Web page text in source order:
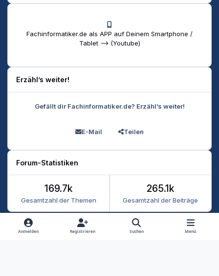
Fachinformatiker.de als APP auf Deinem Smartphone /
Tablet --> (Youtube)
Erzähl’s weiter!
Gefällt dir Fachinformatiker.de? Erzähl’s weiter!
E-Mail Teilen
Forum-Statistiken
Gesamtzahl der Themen
169.7k
Gesamtzahl der Beiträge
265.1k
Heller Modus
Dunkler Modus
Systemeinstellung
Anmelden Registrieren Suchen Menü